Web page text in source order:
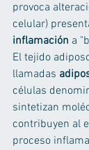
provoca
celular)
inflamación a
El tejido
llamadas
células
sintetizan
contribuyen al
proceso